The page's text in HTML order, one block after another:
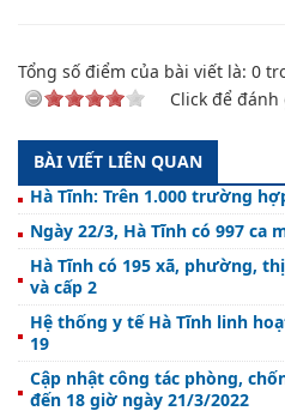
Tổng số điểm của bài viết là: 0
Click để
BÀI VIẾT LIÊN QUAN
Hà Tĩnh: Trên 1.000 trường
Ngày 22/3, Hà Tĩnh có 997 ca
Hà Tĩnh có 195 xã, phường,
và cấp 2
Hệ thống y tế Hà Tĩnh linh
19
Cập nhật công tác phòng,
đến 18 giờ ngày 21/3/2022